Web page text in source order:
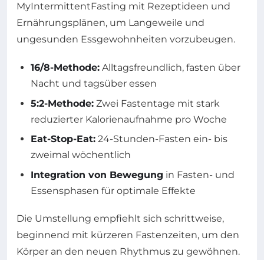
MyIntermittentFasting mit Rezeptideen und
Ernährungsplänen, um Langeweile und
ungesunden Essgewohnheiten vorzubeugen.
16/8-Methode: Alltagsfreundlich, fasten über
Nacht und tagsüber essen
5:2-Methode: Zwei Fastentage mit stark
reduzierter Kalorienaufnahme pro Woche
Eat-Stop-Eat: 24-Stunden-Fasten ein- bis
zweimal wöchentlich
Integration von Bewegung in Fasten- und
Essensphasen für optimale Effekte
Die Umstellung empfiehlt sich schrittweise,
beginnend mit kürzeren Fastenzeiten, um den
Körper an den neuen Rhythmus zu gewöhnen.